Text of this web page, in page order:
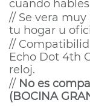
cuando
// Se vera
tu hogar u
//
Echo Dot 4th
reloj.
// No es
(BOCINA